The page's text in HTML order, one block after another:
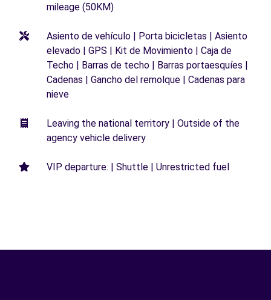
mileage (50KM)
Asiento de vehículo | Porta bicicletas | Asiento
elevado | GPS | Kit de Movimiento | Caja de
Techo | Barras de techo | Barras portaesquíes |
Cadenas | Gancho del remolque | Cadenas para
nieve
Leaving the national territory | Outside of the
agency vehicle delivery
VIP departure. | Shuttle | Unrestricted fuel